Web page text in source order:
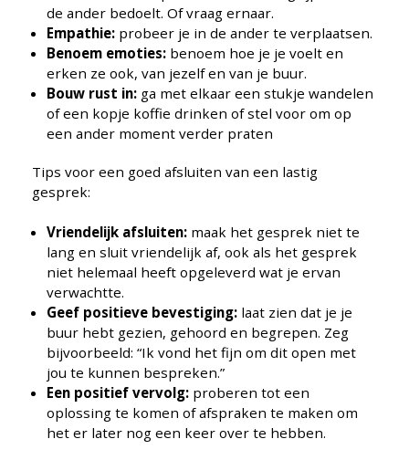
de ander bedoelt. Of vraag ernaar.
Empathie: probeer je in de ander te verplaatsen.
Benoem emoties: benoem hoe je je voelt en
erken ze ook, van jezelf en van je buur.
Bouw rust in: ga met elkaar een stukje wandelen
of een kopje koffie drinken of stel voor om op
een ander moment verder praten
Tips voor een goed afsluiten van een lastig
gesprek:
Vriendelijk afsluiten: maak het gesprek niet te
lang en sluit vriendelijk af, ook als het gesprek
niet helemaal heeft opgeleverd wat je ervan
verwachtte.
Geef positieve bevestiging: laat zien dat je je
buur hebt gezien, gehoord en begrepen. Zeg
bijvoorbeeld: “Ik vond het fijn om dit open met
jou te kunnen bespreken.”
Een positief vervolg: proberen tot een
oplossing te komen of afspraken te maken om
het er later nog een keer over te hebben.